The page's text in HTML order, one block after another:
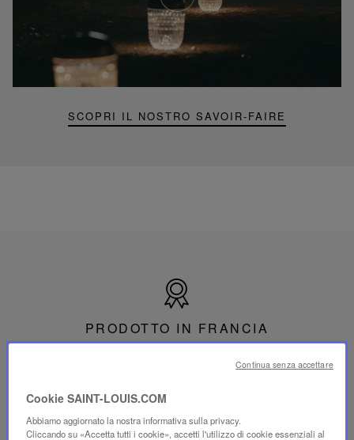
SCOPRI IL NOSTRO SAVOIR-FAIRE
Video
YouTube,
lampada
portatile
mini
Francia
PRODOTTO IN FRANCIA
Louis-lès-Bitche in Mosella.
Cookie SAINT-LOUIS.COM
Abbiamo aggiornato la nostra informativa sulla privacy.
Cliccando su «Accetta tutti i cookie», accetti l'utilizzo di cookie essenziali al
Continua senza accettare